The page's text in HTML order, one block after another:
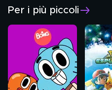
Per i più piccoli